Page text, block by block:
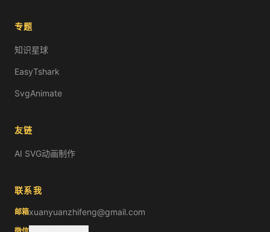
专题
知识星球
EasyTshark
SvgAnimate
友链
AI SVG动画制作
联系我
邮箱xuanyuanzhifeng@gmail.com